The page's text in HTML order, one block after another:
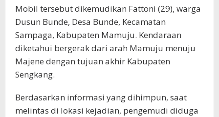
Mobil tersebut dikemudikan Fattoni (29), warga
Dusun Bunde, Desa Bunde, Kecamatan
Sampaga, Kabupaten Mamuju. Kendaraan
diketahui bergerak dari arah Mamuju menuju
Majene dengan tujuan akhir Kabupaten
Sengkang.
Berdasarkan informasi yang dihimpun, saat
melintas di lokasi kejadian, pengemudi diduga